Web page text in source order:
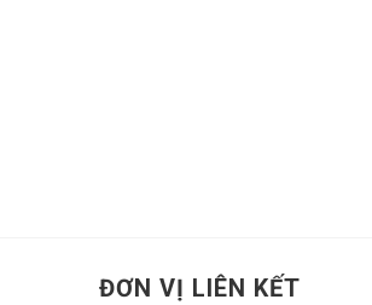
ĐƠN VỊ LIÊN KẾT